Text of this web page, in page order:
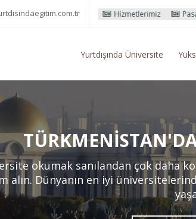
Hizmetlerimiz Pasaport Başvuru
Yurtdışında Üniversite
okumak sanılandan çok daha
alın. Dünyanın en iyi